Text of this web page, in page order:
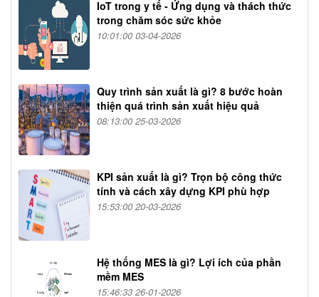
IoT trong y tế - Ứng dụng và thách thức
trong chăm sóc sức khỏe
10:01:00 03-04-2026
Quy trình sản xuất là gì? 8 bước hoàn
thiện quá trình sản xuất hiệu quả
08:13:00 25-03-2026
KPI sản xuất là gì? Trọn bộ công thức
tính và cách xây dựng KPI phù hợp
15:53:00 20-03-2026
Hệ thống MES là gì? Lợi ích của phần
mềm MES
15:46:33 26-01-2026